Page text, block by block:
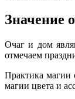
Значение
Очаг и дом
отмечаем
Практика магии
магии цвета и